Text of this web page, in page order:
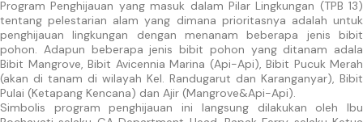
Program Penghijauan yang masuk dalam Pilar Lingkungan (TPB 13)
tentang pelestarian alam yang dimana prioritasnya adalah untuk
penghijauan lingkungan dengan menanam beberapa jenis bibit
pohon. Adapun beberapa jenis bibit pohon yang ditanam adala
Bibit Mangrove, Bibit Avicennia Marina (Api-Api), Bibit Pucuk Merah
(akan di tanam di wilayah Kel. Randugarut dan Karanganyar), Bibit
Pulai (Ketapang Kencana) dan Ajir (Mangrove&Api-Api).
Simbolis program penghijauan ini langsung dilakukan oleh Ibu